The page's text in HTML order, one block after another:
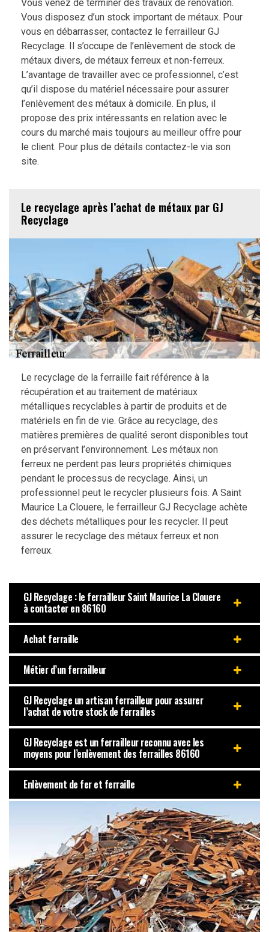
Vous venez de terminer des travaux de rénovation.
Vous disposez d’un stock important de métaux. Pour
vous en débarrasser, contactez le ferrailleur GJ
Recyclage. Il s’occupe de l’enlèvement de stock de
métaux divers, de métaux ferreux et non-ferreux.
L’avantage de travailler avec ce professionnel, c’est
qu’il dispose du matériel nécessaire pour assurer
l’enlèvement des métaux à domicile. En plus, il
propose des prix intéressants en relation avec le
cours du marché mais toujours au meilleur offre pour
le client. Pour plus de détails contactez-le via son
site.
Le recyclage après l’achat de métaux par GJ
Recyclage
Le recyclage de la ferraille fait référence à la
récupération et au traitement de matériaux
métalliques recyclables à partir de produits et de
matériels en fin de vie. Grâce au recyclage, des
matières premières de qualité seront disponibles tout
en préservant l’environnement. Les métaux non
ferreux ne perdent pas leurs propriétés chimiques
pendant le processus de recyclage. Ainsi, un
professionnel peut le recycler plusieurs fois. A Saint
Maurice La Clouere, le ferrailleur GJ Recyclage achète
des déchets métalliques pour les recycler. Il peut
assurer le recyclage des métaux ferreux et non
ferreux.
GJ Recyclage : le ferrailleur Saint Maurice La Clouere
à contacter en 86160
Achat ferraille
Métier d’un ferrailleur
GJ Recyclage un artisan ferrailleur pour assurer
l’achat de votre stock de ferrailles
GJ Recyclage est un ferrailleur reconnu avec les
moyens pour l’enlèvement des ferrailles 86160
Enlèvement de fer et ferraille